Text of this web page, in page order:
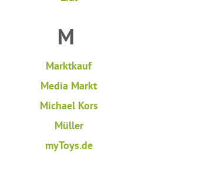
M
Marktkauf
Media Markt
Michael Kors
Müller
myToys.de